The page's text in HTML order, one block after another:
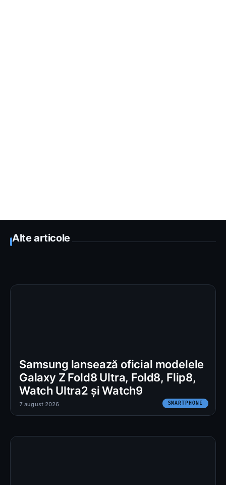
Alte articole
Samsung lansează oficial modelele
Galaxy Z Fold8 Ultra, Fold8, Flip8,
Watch Ultra2 și Watch9
SMARTPHONE
7 august 2026